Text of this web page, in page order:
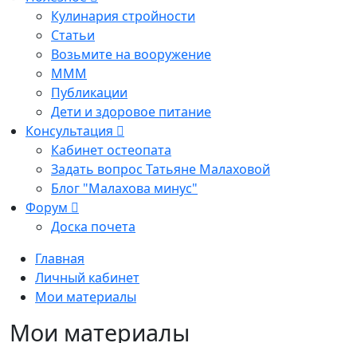
Кулинария стройности
Статьи
Возьмите на вооружение
МММ
Публикации
Дети и здоровое питание
Консультация
Кабинет остеопата
Задать вопрос Татьяне Малаховой
Блог "Малахова минус"
Форум
Доска почета
Главная
Личный кабинет
Мои материалы
Мои материалы